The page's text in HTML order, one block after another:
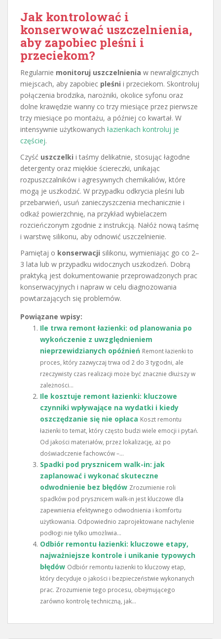
Jak kontrolować i
konserwować uszczelnienia,
aby zapobiec pleśni i
przeciekom?
Regularnie monitoruj uszczelnienia w newralgicznych
miejscach, aby zapobiec pleśni i przeciekom. Skontroluj
połączenia brodzika, narożniki, okolice syfonu oraz
dolne krawędzie wanny co trzy miesiące przez pierwsze
trzy miesiące po montażu, a później co kwartał. W
intensywnie użytkowanych łazienkach kontroluj je
częściej.
Czyść uszczelki i taśmy delikatnie, stosując łagodne
detergenty oraz miękkie ściereczki, unikając
rozpuszczalników i agresywnych chemikaliów, które
mogą je uszkodzić. W przypadku odkrycia pleśni lub
przebarwień, usuń zanieczyszczenia mechanicznie i
odkaź powierzchnię, na przykład wybielaczem
rozcieńczonym zgodnie z instrukcją. Nałóż nową taśmę
i warstwę silikonu, aby odnowić uszczelnienie.
Pamiętaj o konserwacji silikonu, wymieniając go co 2–
3 lata lub w przypadku widocznych uszkodzeń. Dobrą
praktyką jest dokumentowanie przeprowadzonych prac
konserwacyjnych i napraw w celu diagnozowania
powtarzających się problemów.
Powiązane wpisy:
Ile trwa remont łazienki: od planowania po
wykończenie z uwzględnieniem
nieprzewidzianych opóźnień Remont łazienki to
proces, który zazwyczaj trwa od 2 do 3 tygodni, ale
rzeczywisty czas realizacji może być znacznie dłuższy w
zależności...
Ile kosztuje remont łazienki: kluczowe
czynniki wpływające na wydatki i kiedy
oszczędzanie się nie opłaca Koszt remontu
łazienki to temat, który często budzi wiele emocji i pytań.
Od jakości materiałów, przez lokalizację, aż po
doświadczenie fachowców –...
Spadki pod prysznicem walk-in: jak
zaplanować i wykonać skuteczne
odwodnienie bez błędów Zrozumienie roli
spadków pod prysznicem walk-in jest kluczowe dla
zapewnienia efektywnego odwodnienia i komfortu
użytkowania. Odpowiednio zaprojektowane nachylenie
podłogi nie tylko umożliwia...
Odbiór remontu łazienki: kluczowe etapy,
najważniejsze kontrole i unikanie typowych
błędów Odbiór remontu łazienki to kluczowy etap,
który decyduje o jakości i bezpieczeństwie wykonanych
prac. Zrozumienie tego procesu, obejmującego
zarówno kontrolę techniczną, jak...